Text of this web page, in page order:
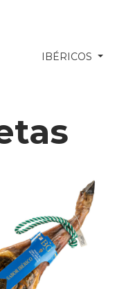
IBÉRICOS